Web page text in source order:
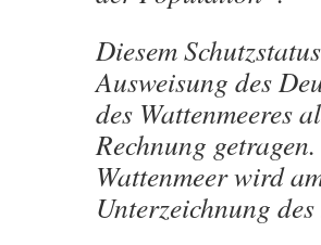
Diesem
Ausweisung des
des Wattenmeeres
Rechnung
Wattenmeer wird
Unterzeichnung